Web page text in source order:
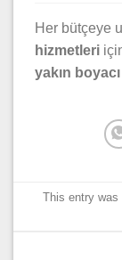
Her bütçeye
hizmetleri
yakın
This entry was